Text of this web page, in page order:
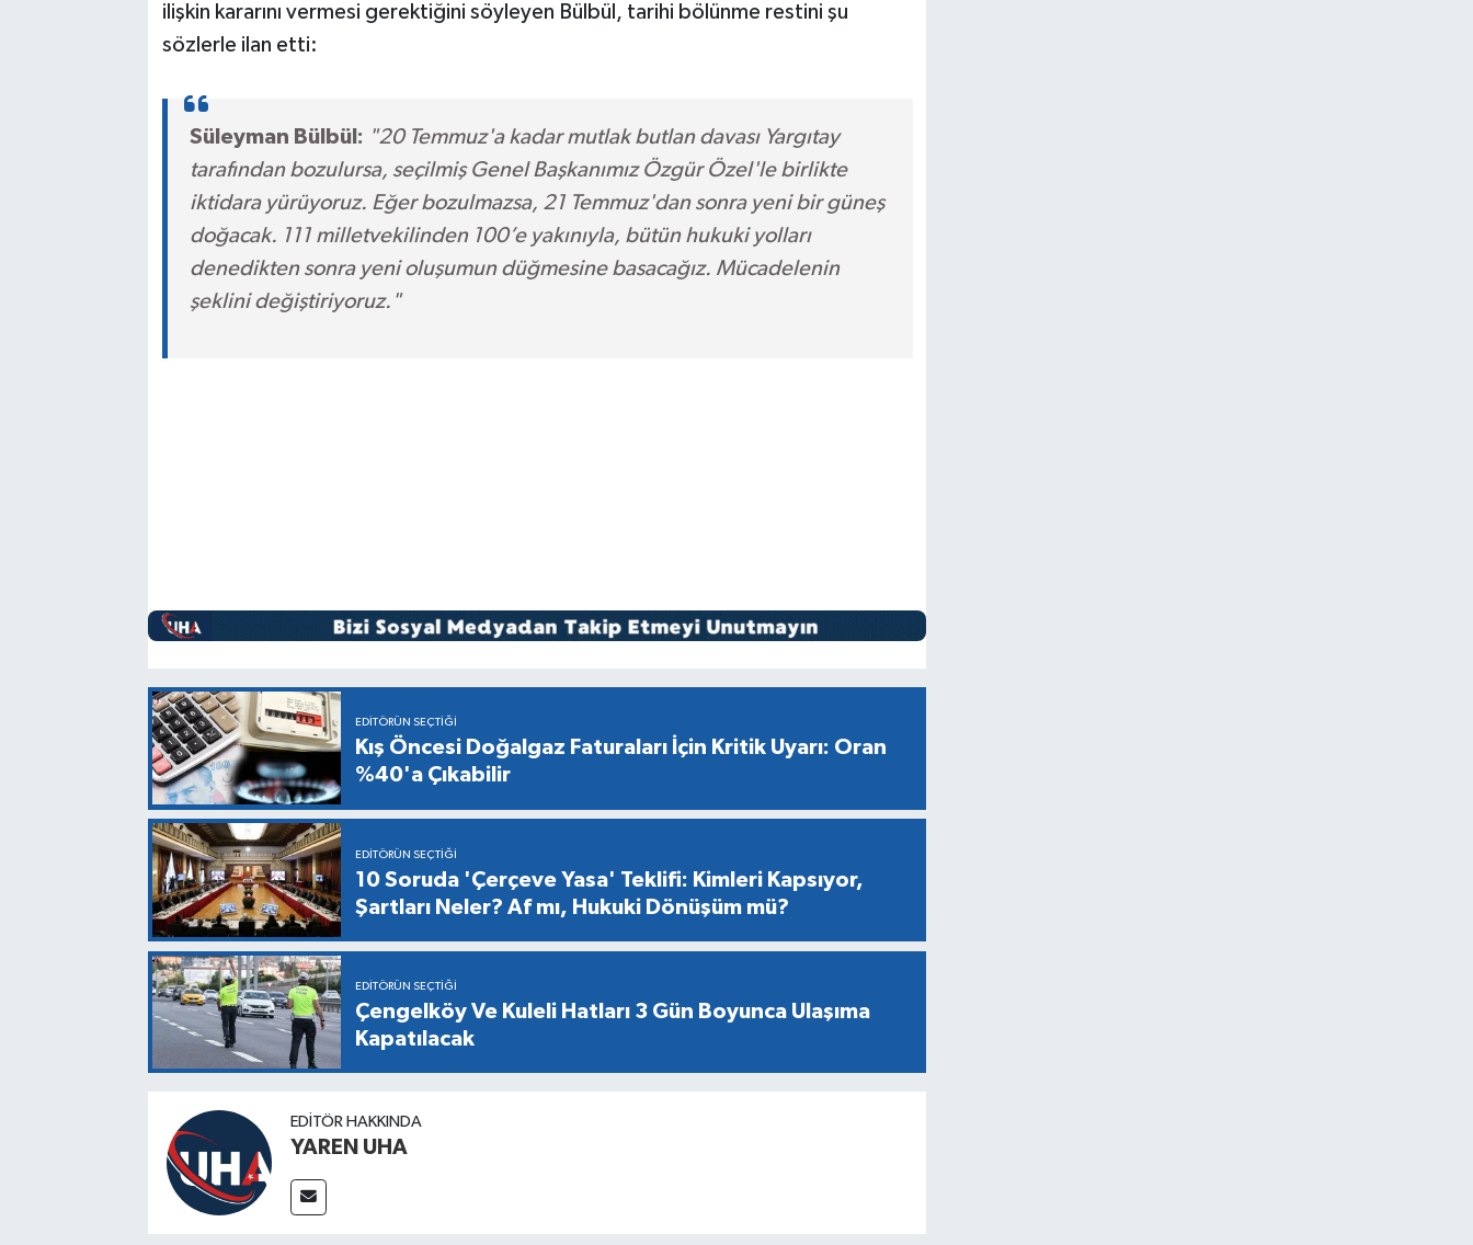
ilişkin kararını vermesi gerektiğini söyleyen Bülbül, tarihi bölünme restini şu
sözlerle ilan etti:
Süleyman Bülbül: "20 Temmuz'a kadar mutlak butlan davası Yargıtay
tarafından bozulursa, seçilmiş Genel Başkanımız Özgür Özel'le birlikte
iktidara yürüyoruz. Eğer bozulmazsa, 21 Temmuz'dan sonra yeni bir güneş
doğacak. 111 milletvekilinden 100’e yakınıyla, bütün hukuki yolları
denedikten sonra yeni oluşumun düğmesine basacağız. Mücadelenin
şeklini değiştiriyoruz."
EDITÖRÜN SEÇTIĞI
Kış Öncesi Doğalgaz Faturaları İçin Kritik Uyarı: Oran
%40'a Çıkabilir
EDITÖRÜN SEÇTIĞI
10 Soruda 'Çerçeve Yasa' Teklifi: Kimleri Kapsıyor,
Şartları Neler? Af mı, Hukuki Dönüşüm mü?
EDITÖRÜN SEÇTIĞI
Çengelköy Ve Kuleli Hatları 3 Gün Boyunca Ulaşıma
Kapatılacak
EDITÖR HAKKINDA
YAREN UHA